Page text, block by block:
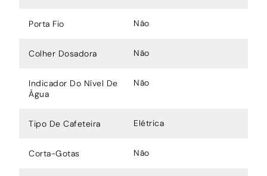
Porta Fio Não
Colher Dosadora Não
Indicador Do Nível De
Água
Não
Tipo De Cafeteira Elétrica
Corta-Gotas Não